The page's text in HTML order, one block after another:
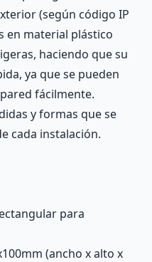
(según código IP
en material plástico
haciendo que su
ya que se pueden
fácilmente.
y formas que se
cada instalación.
para
(ancho x alto x